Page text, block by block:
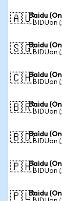
🇦🇺Baidu
1 BIDUon
🇸🇬Baidu
1 BIDUon
🇨🇭Baidu
1 BIDUon
🇧🇷Baidu
1 BIDUon
🇧🇩Baidu
1 BIDUon
🇵🇭Baidu
1 BIDUon
🇵🇱Baidu